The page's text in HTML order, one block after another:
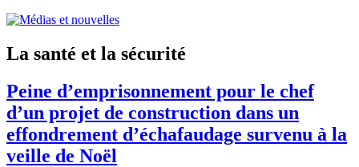
La santé et la sécurité
Peine d’emprisonnement pour le chef
d’un projet de construction dans un
effondrement d’échafaudage survenu à la
veille de Noël